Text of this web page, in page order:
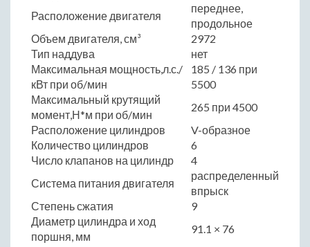
Расположение двигателя
переднее,
продольное
Объем двигателя, см³
2972
Тип наддува
нет
Максимальная мощность,л.с./
кВт при об/мин
185 / 136 при
5500
Максимальный крутящий
момент,Н*м при об/мин
265 при 4500
Расположение цилиндров
V-образное
Количество цилиндров
6
Число клапанов на цилиндр
4
Система питания двигателя
распределенный
впрыск
Степень сжатия
9
Диаметр цилиндра и ход
поршня, мм
91.1 × 76